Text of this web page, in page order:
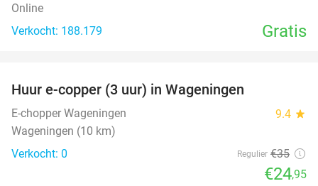
Online
Verkocht: 188.179
Gratis
TODAY
Huur e-copper (3 uur) in Wageningen
E-chopper Wageningen 9.4 star
Wageningen (10 km)
Verkocht: 0
Regulier €35
€24,95